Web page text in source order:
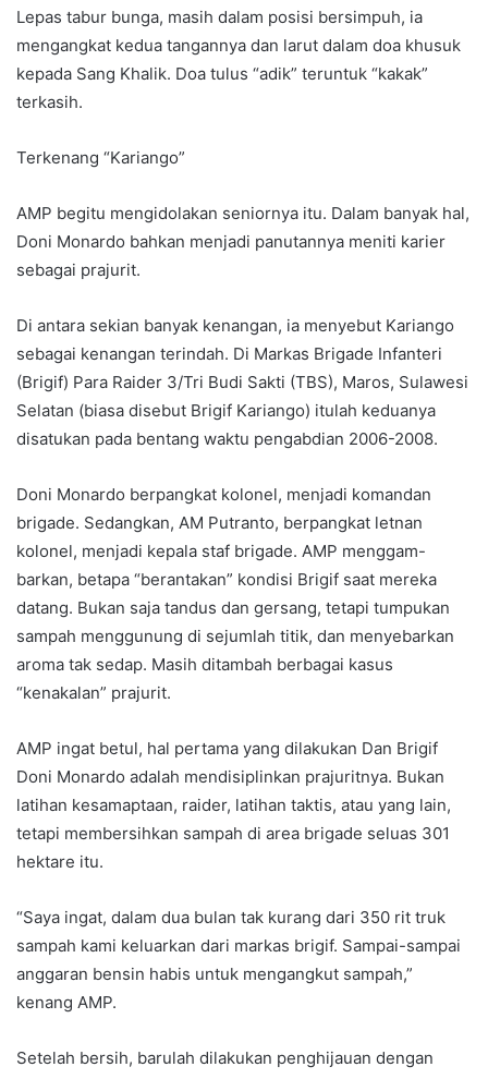
Lepas tabur bunga, masih dalam posisi bersimpuh, ia
mengangkat kedua tangannya dan larut dalam doa khusuk
kepada Sang Khalik. Doa tulus “adik” teruntuk “kakak”
terkasih.
Terkenang “Kariango”
AMP begitu mengidolakan seniornya itu. Dalam banyak hal,
Doni Monardo bahkan menjadi panutannya meniti karier
sebagai prajurit.
Di antara sekian banyak kenangan, ia menyebut Kariango
sebagai kenangan terindah. Di Markas Brigade Infanteri
(Brigif) Para Raider 3/Tri Budi Sakti (TBS), Maros, Sulawesi
Selatan (biasa disebut Brigif Kariango) itulah keduanya
disatukan pada bentang waktu pengabdian 2006-2008.
Doni Monardo berpangkat kolonel, menjadi komandan
brigade. Sedangkan, AM Putranto, berpangkat letnan
kolonel, menjadi kepala staf brigade. AMP menggam-
barkan, betapa “berantakan” kondisi Brigif saat mereka
datang. Bukan saja tandus dan gersang, tetapi tumpukan
sampah menggunung di sejumlah titik, dan menyebarkan
aroma tak sedap. Masih ditambah berbagai kasus
“kenakalan” prajurit.
AMP ingat betul, hal pertama yang dilakukan Dan Brigif
Doni Monardo adalah mendisiplinkan prajuritnya. Bukan
latihan kesamaptaan, raider, latihan taktis, atau yang lain,
tetapi membersihkan sampah di area brigade seluas 301
hektare itu.
“Saya ingat, dalam dua bulan tak kurang dari 350 rit truk
sampah kami keluarkan dari markas brigif. Sampai-sampai
anggaran bensin habis untuk mengangkut sampah,”
kenang AMP.
Setelah bersih, barulah dilakukan penghijauan dengan